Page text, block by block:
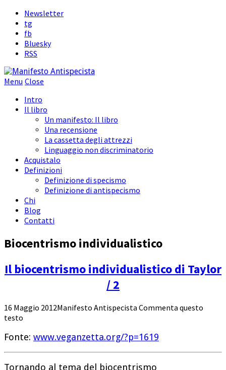
Newsletter
tg
fb
Bluesky
RSS
Menu Close
Intro
Il libro
Un manifesto: Il libro
Una recensione
La cassetta degli attrezzi
Linguaggio non discriminatorio
Acquistalo
Definizioni
Definizione di specismo
Definizione di antispecismo
Chi
Blog
Contatti
Biocentrismo individualistico
Il biocentrismo individualistico di Taylor
/ 2
16 Maggio 2012Manifesto Antispecista Commenta questo
testo
Fonte: www.veganzetta.org/?p=1619
Tornando al tema del biocentrismo